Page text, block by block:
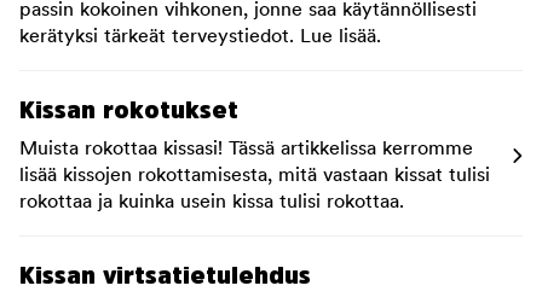
passin kokoinen vihkonen, jonne saa käytännöllisesti
kerätyksi tärkeät terveystiedot. Lue lisää.
Kissan rokotukset
Muista rokottaa kissasi! Tässä artikkelissa kerromme
lisää kissojen rokottamisesta, mitä vastaan kissat tulisi
rokottaa ja kuinka usein kissa tulisi rokottaa.
Kissan virtsatietulehdus